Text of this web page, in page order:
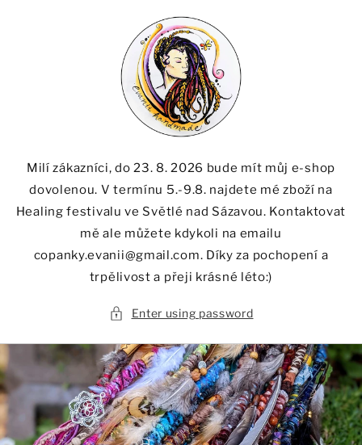
Milí zákazníci, do 23. 8. 2026 bude mít můj e-shop
dovolenou. V termínu 5.-9.8. najdete mé zboží na
Healing festivalu ve Světlé nad Sázavou. Kontaktovat
mě ale můžete kdykoli na emailu
copanky.evanii@gmail.com. Díky za pochopení a
trpělivost a přeji krásné léto:)
Enter using password